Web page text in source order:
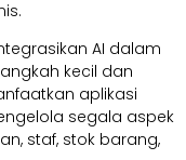
AI dalam
kecil dan
aplikasi
segala aspek
staf, stok barang,